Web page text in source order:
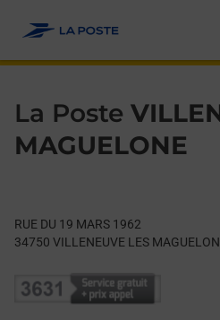
La Poste
MAGUELONE
RUE DU 19 MARS 1962
34750 VILLENEUVE LES